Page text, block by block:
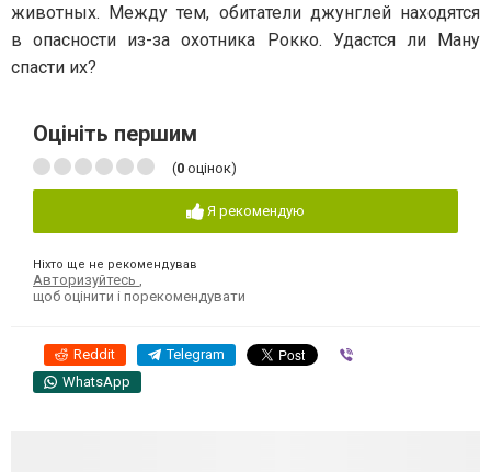
животных. Между тем, обитатели джунглей находятся
в опасности из-за охотника Рокко. Удастся ли Ману
спасти их?
Оцініть першим
(0 оцінок)
Я рекомендую
Ніхто ще не рекомендував
Авторизуйтесь ,
щоб оцінити і порекомендувати
Reddit Telegram
WhatsApp